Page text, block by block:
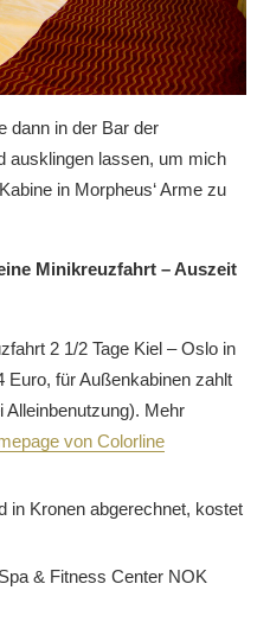
dann in der Bar der
ausklingen lassen, um mich
in Morpheus‘ Arme zu
Minikreuzfahrt – Auszeit
2 1/2 Tage Kiel – Oslo in
Euro, für Außenkabinen zahlt
Alleinbenutzung). Mehr
von Colorline
in Kronen abgerechnet, kostet
& Fitness Center NOK